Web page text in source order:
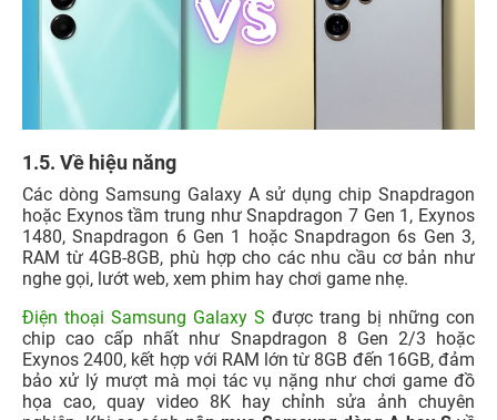
1.5. Về hiệu năng
Các dòng Samsung Galaxy A sử dụng chip Snapdragon
hoặc Exynos tầm trung như Snapdragon 7 Gen 1, Exynos
1480, Snapdragon 6 Gen 1 hoặc Snapdragon 6s Gen 3,
RAM từ 4GB-8GB, phù hợp cho các nhu cầu cơ bản như
nghe gọi, lướt web, xem phim hay chơi game nhẹ.
Điện thoại Samsung Galaxy S được trang bị những con
chip cao cấp nhất như Snapdragon 8 Gen 2/3 hoặc
Exynos 2400, kết hợp với RAM lớn từ 8GB đến 16GB, đảm
bảo xử lý mượt mà mọi tác vụ nặng như chơi game đồ
họa cao, quay video 8K hay chỉnh sửa ảnh chuyên